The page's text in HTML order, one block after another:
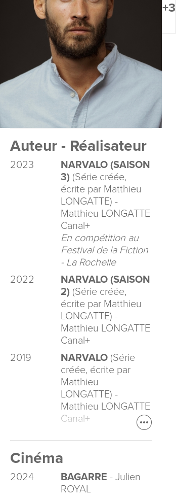
+3
Auteur - Réalisateur
2023
NARVALO (SAISON
3) (Série créée,
écrite par Matthieu
LONGATTE) -
Matthieu LONGATTE
Canal+
En compétition au
Festival de la Fiction
- La Rochelle
2022
NARVALO (SAISON
2) (Série créée,
écrite par Matthieu
LONGATTE) -
Matthieu LONGATTE
Canal+
2019
NARVALO (Série
créée, écrite par
Matthieu
LONGATTE) -
Matthieu LONGATTE
Canal+
Cinéma
2024 BAGARRE - Julien
ROYAL